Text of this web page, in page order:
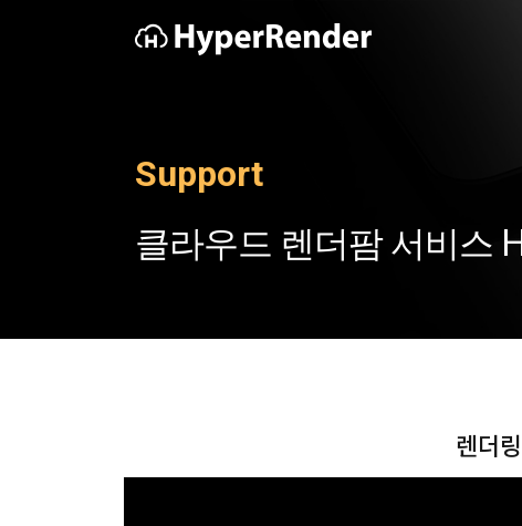
Support
클라우드 렌더팜 서비스
렌더